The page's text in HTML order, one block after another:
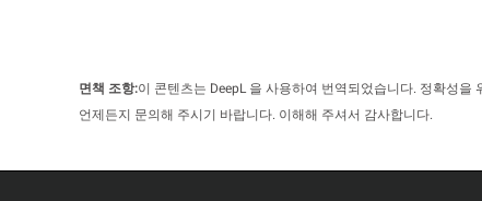
면책 조항:이 콘텐츠는 DeepL 을 사용하여 번역되었습니다. 정확성
언제든지 문의해 주시기 바랍니다. 이해해 주셔서 감사합니다.